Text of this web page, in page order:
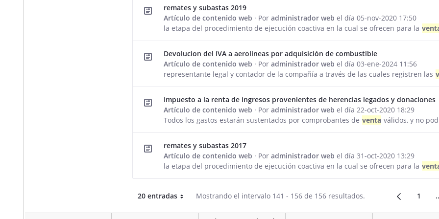
remates y subastas 2019
Artículo de contenido web · Poradministrador web el día 05-nov-2020 17:50
la etapa del procedimiento de ejecución coactiva en la cual se ofrecen para la
Devolucion del IVA a aerolineas por adquisición de combustible
Artículo de contenido web · Poradministrador web el día 03-ene-2024 11:56
representante legal y contador de la compañía a través de las cuales registren las
Impuesto a la renta de ingresos provenientes de herencias legados y donaciones
Artículo de contenido web · Poradministrador web el día 22-oct-2020 18:29
Todos los gastos estarán sustentados por comprobantes de venta válidos, y no
remates y subastas 2017
Artículo de contenido web · Poradministrador web el día 31-oct-2020 13:29
la etapa del procedimiento de ejecución coactiva en la cual se ofrecen para la
20 entradasPor páginaMostrando el intervalo 141 - 156 de 156 resultados. 1